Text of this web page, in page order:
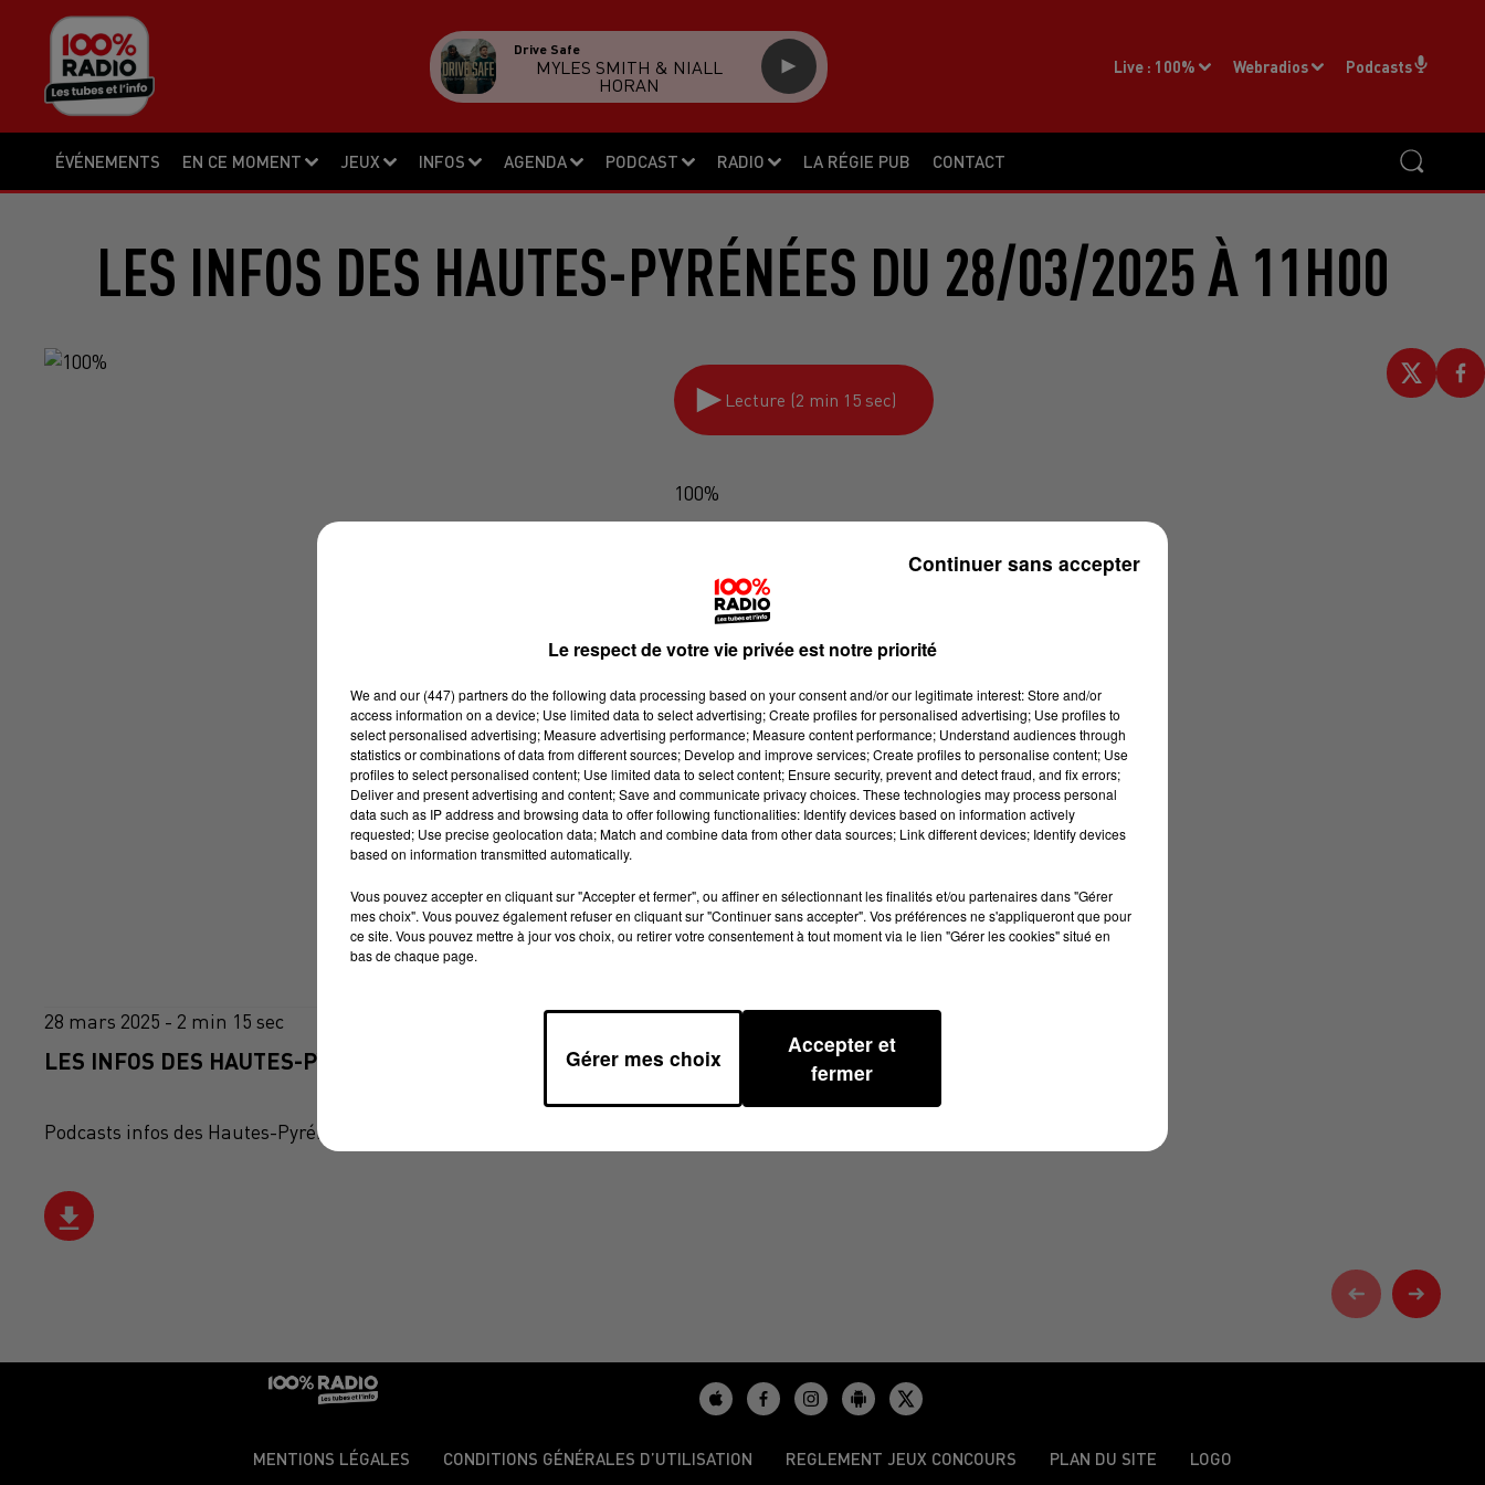
ÉVÉNEMENTS EN CE MOMENT JEUX INFOS AGENDA PODCAST RADIO LA RÉGIE PUB CONTACT
Live : 100% Webradios Podcasts
Drive Safe
MYLES SMITH & NIALL
HORAN
LES INFOS DES HAUTES-PYRÉNÉES DU 28/03/2025 À 11H00
Lecture (2 min 15 sec)
100%
28 mars 2025 - 2 min 15 sec
LES INFOS DES HAUTES-PYRÉNÉES DU 28/03/2025 À 11H00
Podcasts infos des Hautes-Pyrénées
MENTIONS LÉGALES CONDITIONS GÉNÉRALES D’UTILISATION REGLEMENT JEUX CONCOURS PLAN DU SITE LOGO
Le respect de votre vie privée est notre priorité
We and our (447) partnersdo the following data processing based on your consent and/or our legitimate interest: Store and/or
access information on a device; Use limited data to select advertising; Create profiles for personalised advertising; Use profiles to
select personalised advertising; Measure advertising performance; Measure content performance; Understand audiences through
statistics or combinations of data from different sources; Develop and improve services; Create profiles to personalise content; Use
profiles to select personalised content; Use limited data to select content; Ensure security, prevent and detect fraud, and fix errors;
Deliver and present advertising and content; Save and communicate privacy choices. These technologies may process personal
data such as IP address and browsing data to offer following functionalities: Identify devices based on information actively
requested; Use precise geolocation data; Match and combine data from other data sources; Link different devices; Identify devices
based on information transmitted automatically.
Vous pouvez accepter en cliquant sur "Accepter et fermer", ou affiner en sélectionnant les finalités et/ou partenaires dans "Gérer
mes choix". Vous pouvez également refuser en cliquant sur "Continuer sans accepter". Vos préférences ne s'appliqueront que pour
ce site. Vous pouvez mettre à jour vos choix, ou retirer votre consentement à tout moment via le lien "Gérer les cookies" situé en
bas de chaque page.
Gérer mes choix
Accepter et
fermer
Continuer sans accepter